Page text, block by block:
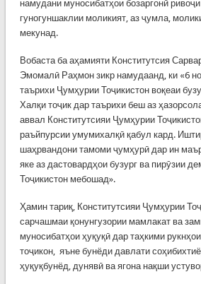
намудани муносибатҳои бозаргонӣ
гуногуншаклии моликият, аз ҷумла,
мекунад.
Вобаста ба аҳамияти Конститутсия
Эмомалӣ Раҳмон зикр намудаанд, ки «6
таърихи Ҷумҳурии Тоҷикистон воқеаи
Халқи тоҷик дар таърихи беш аз
аввал Конститутсияи Ҷумҳурии
раъйпурсии умумихалқӣ қабул кард.
шаҳрвандони тамоми ҷумҳурӣ дар ин
яке аз дастовардҳои бузург ва пирӯзии
Тоҷикистон мебошад».
Ҳамин тариқ, Конститутсияи Ҷумҳурии
сарчашмаи қонунгузории мамлакат ва
муносибатҳои ҳуқуқӣ дар таҳкими
тоҷикон, яъне бунёди давлати
ҳуқуқбунёд, дунявӣ ва ягона нақши